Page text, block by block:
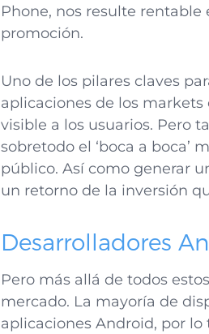
Phone, nos resulte
promoción.
Uno de los pilares claves
aplicaciones de los markets
visible a los usuarios. Pero
sobretodo el ‘boca a boca’
público. Así como generar
un retorno de la inversión
Desarrolladores
Pero más allá de todos
mercado. La mayoría de
aplicaciones Android, por